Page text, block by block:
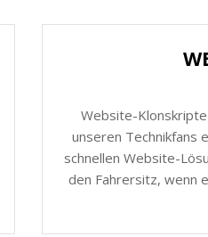
Website-
unseren Technikfans
schnellen Website-
den Fahrersitz, wenn